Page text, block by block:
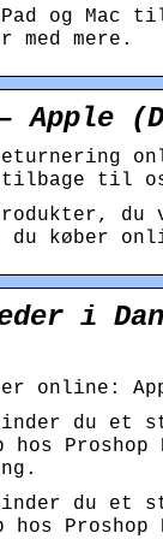
og Mac
med mere.
Apple
returnering
tilbage til
du køber
i
online:
finder du et
hos
finder du et
hos